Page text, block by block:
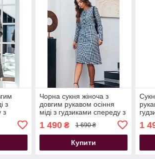
з
з
Чорна сукня жіноча з
довгим рукавом осіння
міді з гудзиками спереду з
1 490₴ 1 690 ₴
Купити
1